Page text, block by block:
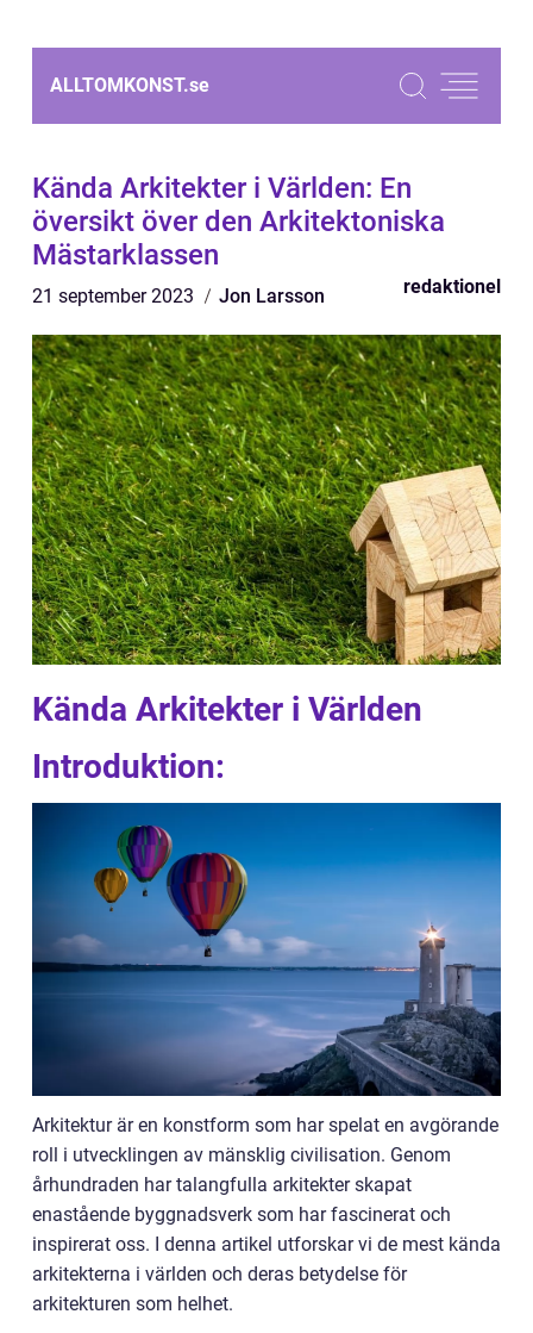
ALLTOMKONST.se
Kända Arkitekter i Världen: En
översikt över den Arkitektoniska
Mästarklassen
21 september 2023 Jon Larsson redaktionel
Kända Arkitekter i Världen
Introduktion:
Arkitektur är en konstform som har spelat en avgörande
roll i utvecklingen av mänsklig civilisation. Genom
århundraden har talangfulla arkitekter skapat
enastående byggnadsverk som har fascinerat och
inspirerat oss. I denna artikel utforskar vi de mest kända
arkitekterna i världen och deras betydelse för
arkitekturen som helhet.